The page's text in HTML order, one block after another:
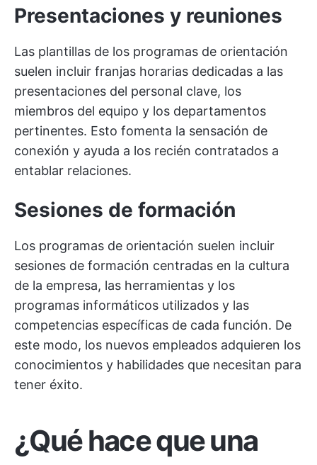
Presentaciones y reuniones
Las plantillas de los programas de orientación
suelen incluir franjas horarias dedicadas a las
presentaciones del personal clave, los
miembros del equipo y los departamentos
pertinentes. Esto fomenta la sensación de
conexión y ayuda a los recién contratados a
entablar relaciones.
Sesiones de formación
Los programas de orientación suelen incluir
sesiones de formación centradas en la cultura
de la empresa, las herramientas y los
programas informáticos utilizados y las
competencias específicas de cada función. De
este modo, los nuevos empleados adquieren los
conocimientos y habilidades que necesitan para
tener éxito.
¿Qué hace que una